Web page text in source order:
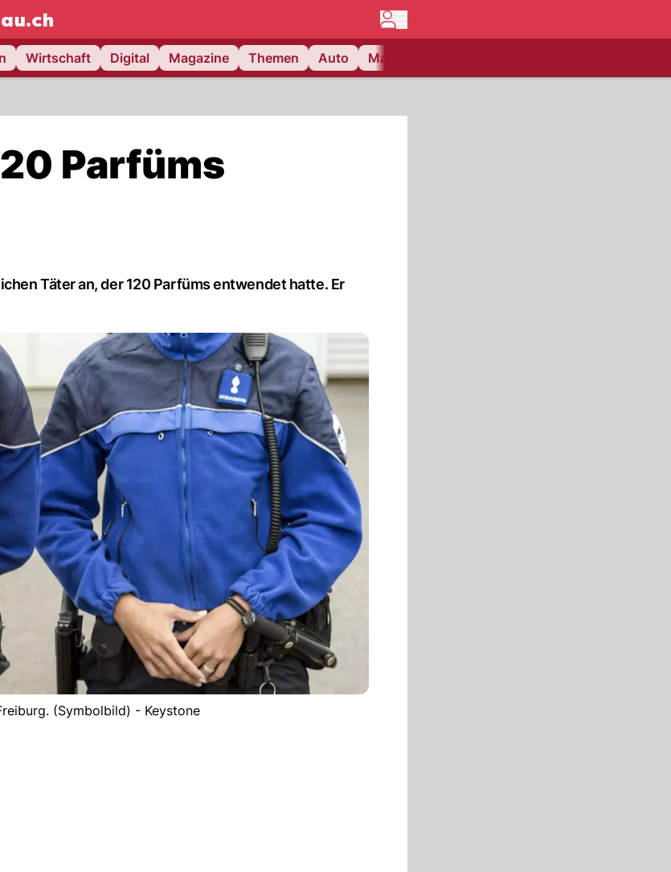
NAU.ch
Wirtschaft Digital Magazine Themen Auto Matchcenter
Parfüms
Täter an, der 120 Parfüms entwendet hatte. Er
(Symbolbild) - Keystone